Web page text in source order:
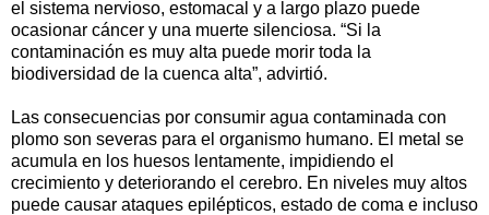
el sistema nervioso, estomacal y a largo plazo puede
ocasionar cáncer y una muerte silenciosa. “Si la
contaminación es muy alta puede morir toda la
biodiversidad de la cuenca alta”, advirtió.
Las consecuencias por consumir agua contaminada con
plomo son severas para el organismo humano. El metal se
acumula en los huesos lentamente, impidiendo el
crecimiento y deteriorando el cerebro. En niveles muy altos
puede causar ataques epilépticos, estado de coma e incluso